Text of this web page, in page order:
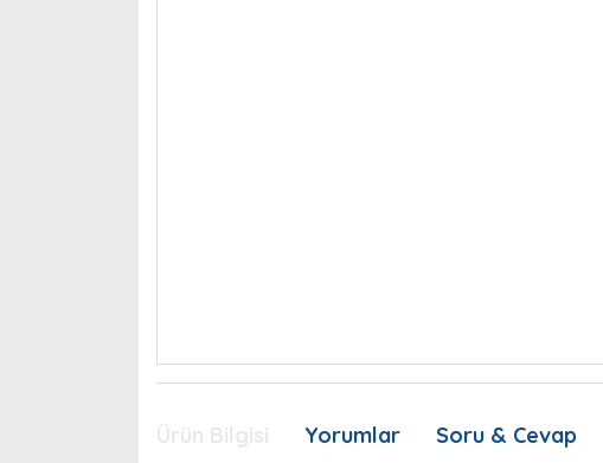
Yorumlar Soru & Cevap